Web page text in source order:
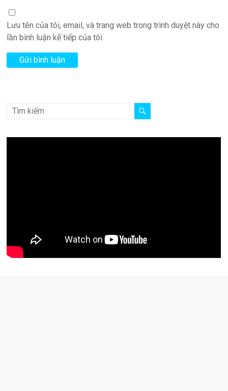
Lưu tên của tôi, email, và trang web trong trình duyệt này cho
lần bình luận kế tiếp của tôi.